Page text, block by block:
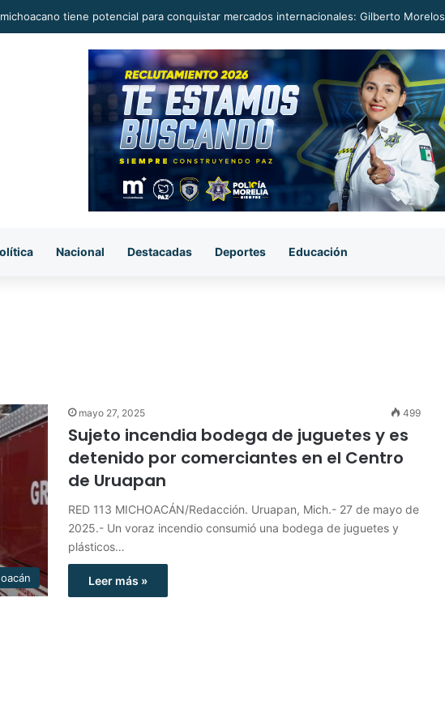
tiene potencial para conquistar mercados internacionales: Gilberto Morelos
Nacional Destacadas Deportes Educación
mayo 27, 2025 499
Sujeto incendia bodega de juguetes y es
detenido por comerciantes en el Centro
de Uruapan
RED 113 MICHOACÁN/Redacción. Uruapan, Mich.- 27 de mayo de
2025.- Un voraz incendio consumió una bodega de juguetes y
plásticos…
Leer más »